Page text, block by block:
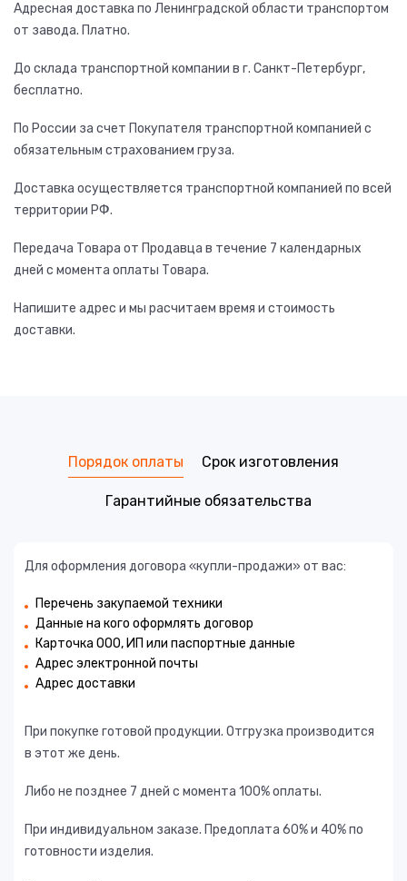
Адресная доставка по Ленинградской области транспортом
от завода. Платно.
До склада транспортной компании в г. Санкт-Петербург,
бесплатно.
По России за счет Покупателя транспортной компанией с
обязательным страхованием груза.
Доставка осуществляется транспортной компанией по всей
территории РФ.
Передача Товара от Продавца в течение 7 календарных
дней с момента оплаты Товара.
Напишите адрес и мы расчитаем время и стоимость
доставки.
Порядок оплаты Срок изготовления
Гарантийные обязательства
Для оформления договора «купли-продажи» от вас:
Перечень закупаемой техники
Данные на кого оформлять договор
Карточка ООО, ИП или паспортные данные
Адрес электронной почты
Адрес доставки
При покупке готовой продукции. Отгрузка производится
в этот же день.
Либо не позднее 7 дней с момента 100% оплаты.
При индивидуальном заказе. Предоплата 60% и 40% по
готовности изделия.